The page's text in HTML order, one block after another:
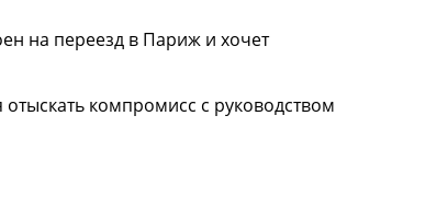
на переезд в Париж и хочет
компромисс с руководством